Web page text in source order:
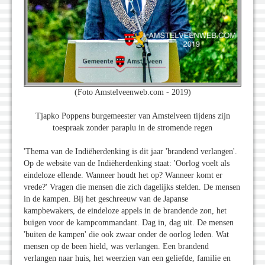
(Foto Amstelveenweb.com - 2019)
Tjapko Poppens burgemeester van Amstelveen tijdens zijn
toespraak zonder paraplu in de stromende regen
'Thema van de Indiëherdenking is dit jaar 'brandend verlangen'.
Op de website van de Indiëherdenking staat: 'Oorlog voelt als
eindeloze ellende. Wanneer houdt het op? Wanneer komt er
vrede?' Vragen die mensen die zich dagelijks stelden. De mensen
in de kampen. Bij het geschreeuw van de Japanse
kampbewakers, de eindeloze appels in de brandende zon, het
buigen voor de kampcommandant. Dag in, dag uit. De mensen
'buiten de kampen' die ook zwaar onder de oorlog leden. Wat
mensen op de been hield, was verlangen. Een brandend
verlangen naar huis, het weerzien van een geliefde, familie en